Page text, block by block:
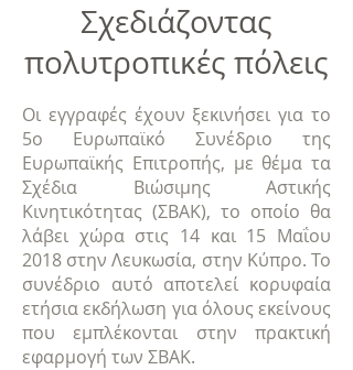
Σχεδιάζοντας
πολυτροπικές πόλεις
Οι εγγραφές έχουν ξεκινήσει για το
5ο Ευρωπαϊκό Συνέδριο της
Ευρωπαϊκής Επιτροπής, με θέμα τα
Σχέδια Βιώσιμης Αστικής
Κινητικότητας (ΣΒΑΚ), το οποίο θα
λάβει χώρα στις 14 και 15 Μαΐου
2018 στην Λευκωσία, στην Κύπρο. Το
συνέδριο αυτό αποτελεί κορυφαία
ετήσια εκδήλωση για όλους εκείνους
που εμπλέκονται στην πρακτική
εφαρμογή των ΣΒΑΚ.